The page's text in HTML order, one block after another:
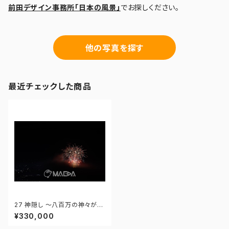
前田デザイン事務所「日本の風景」 でお探しください。
他の写真を探す
最近チェックした商品
27 神隠し ～八百万の神々が集
う地へ～ - 「大曲の花火」第96
回全国花火競技大会 - 172558
¥330,000